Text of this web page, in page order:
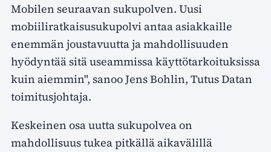
Mobilen seuraavan sukupolven. Uusi
mobiiliratkaisusukupolvi antaa asiakkaille
enemmän joustavuutta ja mahdollisuuden
hyödyntää sitä useammissa käyttötarkoituksissa
kuin aiemmin", sanoo Jens Bohlin, Tutus Datan
toimitusjohtaja.
Keskeinen osa uutta sukupolvea on
mahdollisuus tukea pitkällä aikavälillä